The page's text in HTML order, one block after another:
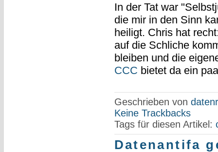
In der Tat war
die mir in den Sinn
heiligt. Chris hat
auf die Schliche
bleiben und die
CCC bietet da ein
Geschrieben von
Keine Trackbacks
Tags für diesen Artikel:
Datenantifa